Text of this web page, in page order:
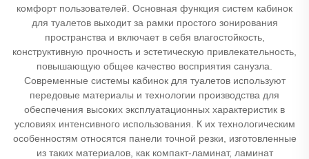
комфорт пользователей. Основная функция систем кабинок
для туалетов выходит за рамки простого зонирования
пространства и включает в себя влагостойкость,
конструктивную прочность и эстетическую привлекательность,
повышающую общее качество восприятия санузла.
Современные системы кабинок для туалетов используют
передовые материалы и технологии производства для
обеспечения высоких эксплуатационных характеристик в
условиях интенсивного использования. К их технологическим
особенностям относятся панели точной резки, изготовленные
из таких материалов, как компакт-ламинат, ламинат